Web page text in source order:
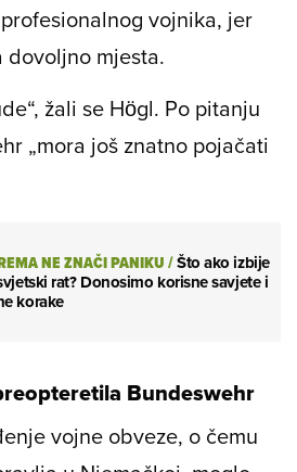
vojnika, jer
dovoljno mjesta.
žali se Högl. Po pitanju
„mora još znatno pojačati
NE ZNAČI PANIKU/Što ako izbije
rat? Donosimo korisne savjete i
korake
Bundeswehr
vojne obveze, o čemu